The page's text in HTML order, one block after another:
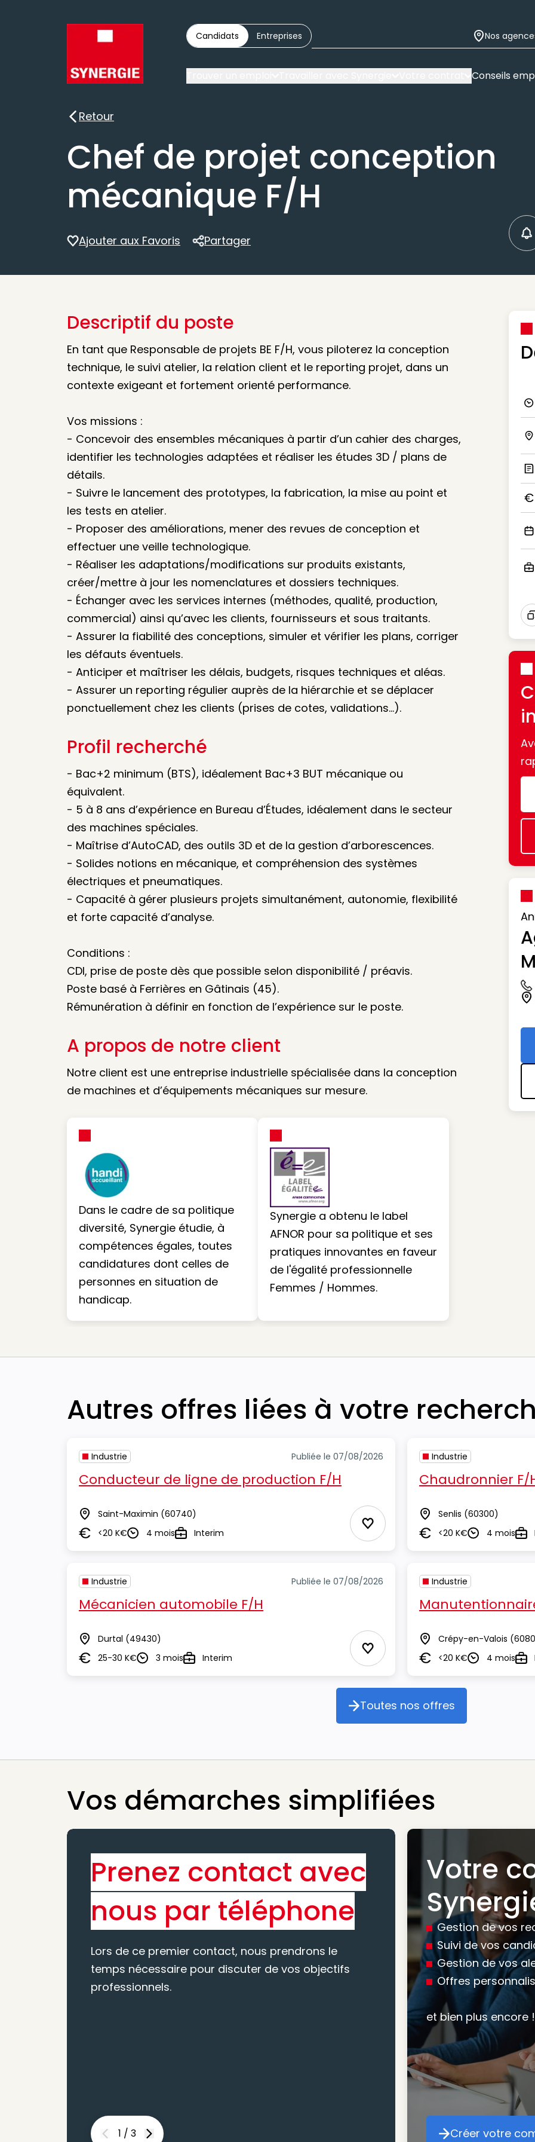
Candidats Entreprises Nos
Conseils
Retour
Retour
Chef de projet conception
mécanique F/H
Ajouter aux Favoris
Partager
Partager
Descriptif du poste
En tant que Responsable de projets BE F/H, vous piloterez la conception
technique, le suivi atelier, la relation client et le reporting projet, dans un
contexte exigeant et fortement orienté performance.
Vos missions :
- Concevoir des ensembles mécaniques à partir d’un cahier des charges,
identifier les technologies adaptées et réaliser les études 3D / plans de
détails.
- Suivre le lancement des prototypes, la fabrication, la mise au point et
les tests en atelier.
- Proposer des améliorations, mener des revues de conception et
effectuer une veille technologique.
- Réaliser les adaptations/modifications sur produits existants,
créer/mettre à jour les nomenclatures et dossiers techniques.
- Échanger avec les services internes (méthodes, qualité, production,
commercial) ainsi qu’avec les clients, fournisseurs et sous traitants.
- Assurer la fiabilité des conceptions, simuler et vérifier les plans, corriger
les défauts éventuels.
- Anticiper et maîtriser les délais, budgets, risques techniques et aléas.
- Assurer un reporting régulier auprès de la hiérarchie et se déplacer
ponctuellement chez les clients (prises de cotes, validations…).
Profil recherché
- Bac+2 minimum (BTS), idéalement Bac+3 BUT mécanique ou
équivalent.
- 5 à 8 ans d’expérience en Bureau d’Études, idéalement dans le secteur
des machines spéciales.
- Maîtrise d’AutoCAD, des outils 3D et de la gestion d’arborescences.
- Solides notions en mécanique, et compréhension des systèmes
électriques et pneumatiques.
- Capacité à gérer plusieurs projets simultanément, autonomie, flexibilité
et forte capacité d’analyse.
Conditions :
CDI, prise de poste dès que possible selon disponibilité / préavis.
Poste basé à Ferrières en Gâtinais (45).
Rémunération à définir en fonction de l’expérience sur le poste.
A propos de notre client
Notre client est une entreprise industrielle spécialisée dans la conception
de machines et d’équipements mécaniques sur mesure.
Dans le cadre de sa politique
diversité, Synergie étudie, à
compétences égales, toutes
candidatures dont celles de
personnes en situation de
handicap.
Synergie a obtenu le label
AFNOR pour sa politique et ses
pratiques innovantes en faveur
de l'égalité professionnelle
Femmes / Hommes.
Autres offres liées à votre
Industrie Publiée le 07/08/2026
Conducteur de ligne de production F/H
Lieu Saint-Maximin (60740)
Salaire<20 K€Durée4 moisTypeInterim Ajouter aux Favoris
Industrie
Chaudronnier F/
Lieu Senlis (60300)
Salaire<20 K€Durée4 mois
Industrie Publiée le 07/08/2026
Mécanicien automobile F/H
Lieu Durtal (49430)
Salaire25-30 K€Durée3 moisTypeInterim Ajouter aux Favoris
Industrie
Lieu Crépy-en-Valois
Salaire<20 K€Durée4 mois
Toutes nos offres
Toutes nos offres
Vos démarches simplifiées
Prenez contact avec
nous par téléphone
Lors de ce premier contact, nous prendrons le
temps nécessaire pour discuter de vos objectifs
professionnels.
Nous vous
votre recherche,
mesure pour
atteindre vos
1 / 3
Votre
Gestion de vos
Suivi de vos
Gestion de vos
Offres
et bien plus encore !
Créer votre